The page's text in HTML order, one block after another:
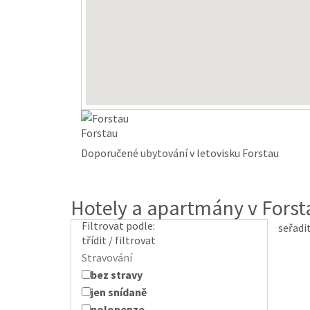
Forstau
Doporučené ubytování v letovisku Forstau
Hotely a apartmány v
Filtrovat podle:
třídit / filtrovat
Stravování
bez stravy
jen snídaně